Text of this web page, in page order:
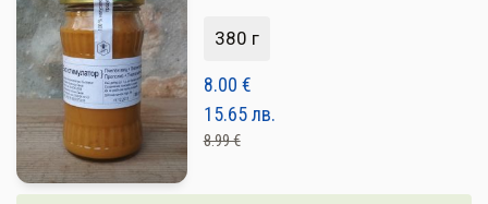
ДЕСЕРТИ И ШОКОЛАД
НАПИТКИ
КОЗМЕТИКА
ЗА ДОМА
380 г
8.00 €
15.65 лв.
8.99 €